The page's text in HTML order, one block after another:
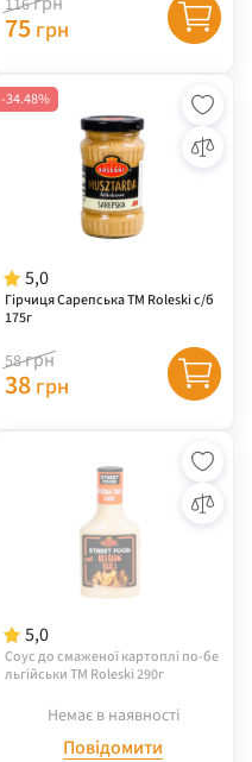
75 грн
5,0
Гірчиця Сарепська ТМ Roleski с/б
175г
-34.48%
58грн
38 грн
5,0
Соус до cмаженої картоплі по-бе
льгійськи ТМ Roleski 290г
Немає в наявності
Повідомити